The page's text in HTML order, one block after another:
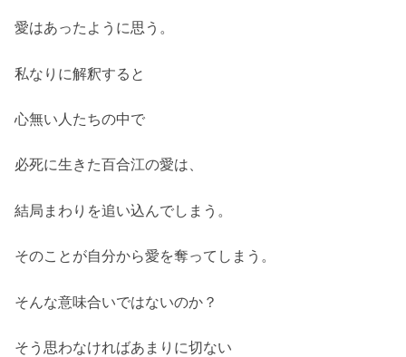
愛はあったように思う。
私なりに解釈すると
心無い人たちの中で
必死に生きた百合江の愛は、
結局まわりを追い込んでしまう。
そのことが自分から愛を奪ってしまう。
そんな意味合いではないのか？
そう思わなければあまりに切ない